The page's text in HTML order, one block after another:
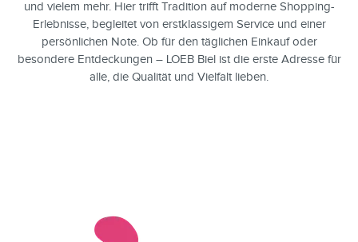
und vielem mehr. Hier trifft Tradition auf moderne Shopping-
Erlebnisse, begleitet von erstklassigem Service und einer
persönlichen Note. Ob für den täglichen Einkauf oder
besondere Entdeckungen – LOEB Biel ist die erste Adresse für
alle, die Qualität und Vielfalt lieben.